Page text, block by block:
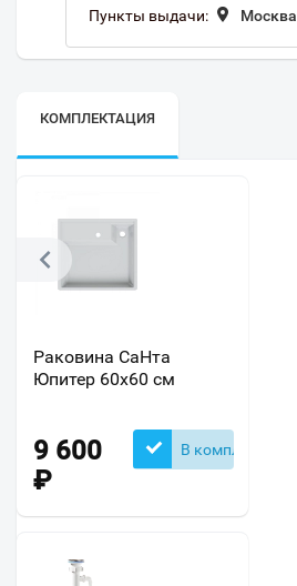
Пункты выдачи: Москва
КОМПЛЕКТАЦИЯ
Раковина СаНта
Юпитер 60х60 см
9 600
₽
В комплекте